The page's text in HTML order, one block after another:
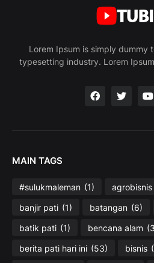
Lorem Ipsum is simply dummy
typesetting industry. Lorem
MAIN TAGS
#sulukmaleman (1) agrobisnis
banjir pati (1) batangan (6)
batik pati (1) bencana alam
berita pati hari ini (53) bisnis